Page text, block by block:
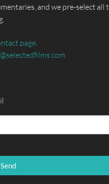
and we pre-select all
page.
Send